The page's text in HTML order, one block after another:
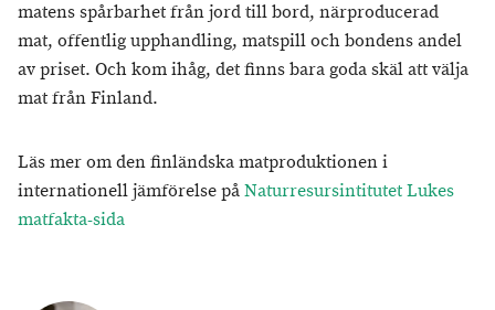
matens spårbarhet från jord till bord, närproducerad
mat, offentlig upphandling, matspill och bondens andel
av priset. Och kom ihåg, det finns bara goda skäl att välja
mat från Finland.
Läs mer om den finländska matproduktionen i
internationell jämförelse påNaturresursintitutet Lukes
matfakta-sida